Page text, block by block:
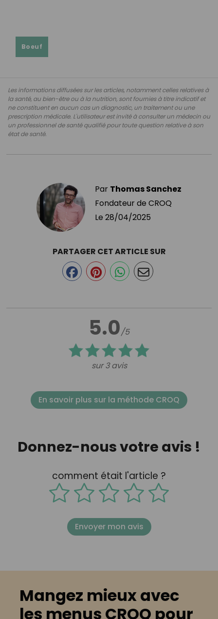
Boeuf
Les informations diffusées sur les articles, notamment celles relatives à
la santé, au bien-être ou à la nutrition, sont fournies à titre indicatif et
ne constituent en aucun cas un diagnostic, un traitement ou une
prescription médicale. L'utilisateur est invité à consulter un médecin ou
un professionnel de santé qualifié pour toute question relative à son
état de santé.
Par Thomas Sanchez
Fondateur de CROQ
Le 28/04/2025
5.0/5
sur 3 avis
PARTAGER CET ARTICLE SUR
En savoir plus sur la méthode CROQ
Donnez-nous votre avis !
comment était l'article ?
Envoyer mon avis
Mangez mieux avec
les menus CROQ pour